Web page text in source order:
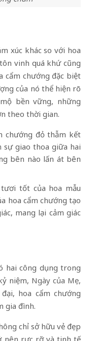
xúc khác so với hoa
vinh quá khứ cũng
cẩm chướng đặc biệt
của nó thể hiện rõ
bền vững, những
theo thời gian.
chướng đỏ thẫm kết
giao thoa giữa hai
bên nào lấn át bên
tốt của hoa mẫu
hoa cẩm chướng tạo
mang lại cảm giác
hai công dụng trong
niệm, Ngày của Mẹ,
hoa cẩm chướng
gia đình.
chỉ sở hữu vẻ đẹp
nên rực rỡ và tinh tế